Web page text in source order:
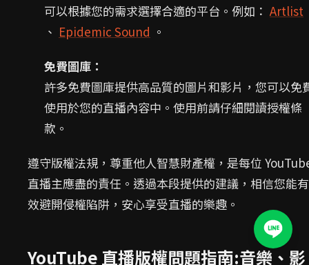
可以根據您的需求選擇合適的平台。例如： Artlist
、 Epidemic Sound 。
免費圖庫：
許多免費圖庫提供高品質的圖片和影片，您可以免
使用於您的直播內容中。使用前請仔細閱讀授權條
款。
遵守版權法規，尊重他人智慧財產權，是每位
直播主應盡的責任。透過本段提供的建議，相信您能有
效避開侵權陷阱，安心享受直播的樂趣。
YouTube 直播版權問題指南:音樂、影